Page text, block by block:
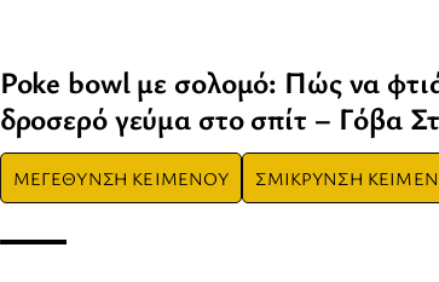
Poke bowl με σολομό: Πώς να
δροσερό γεύμα στο σπίτ – Γόβα
ΜΕΓΕΘΥΝΣΗ ΚΕΙΜΕΝΟΥ ΣΜΙΚΡΥΝΣΗ